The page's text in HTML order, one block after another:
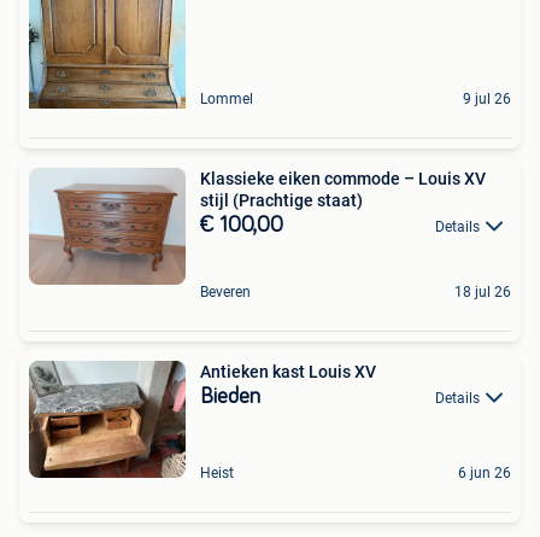
Lommel 9 jul 26
Klassieke eiken commode – Louis XV
stijl (Prachtige staat)
€ 100,00 Details
Beveren 18 jul 26
Antieken kast Louis XV
Bieden Details
Heist 6 jun 26